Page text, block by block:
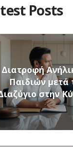
Posts
Διατροφή
Παιδιών μετά
στην